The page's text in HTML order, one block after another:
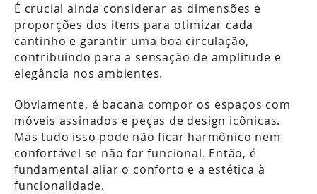
É crucial ainda considerar as dimensões e
proporções dos itens para otimizar cada
cantinho e garantir uma boa circulação,
contribuindo para a sensação de amplitude e
elegância nos ambientes.
Obviamente, é bacana compor os espaços com
móveis assinados e peças de design icônicas.
Mas tudo isso pode não ficar harmônico nem
confortável se não for funcional. Então, é
fundamental aliar o conforto e a estética à
funcionalidade.